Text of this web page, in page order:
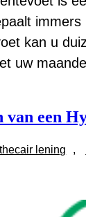
kan u
uw
van een
lening ,